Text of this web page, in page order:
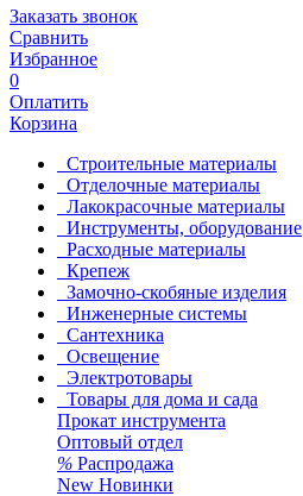
Заказать звонок
Сравнить
Избранное
0
Оплатить
Корзина
Строительные материалы
Отделочные материалы
Лакокрасочные материалы
Инструменты, оборудование
Расходные материалы
Крепеж
Замочно-скобяные изделия
Инженерные системы
Сантехника
Освещение
Электротовары
Товары для дома и сада
Прокат инструмента
Оптовый отдел
% Распродажа
New Новинки